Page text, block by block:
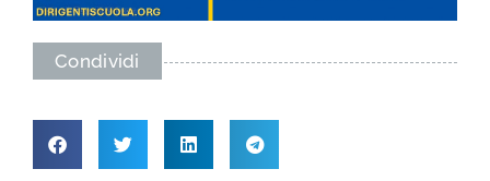
Condividi